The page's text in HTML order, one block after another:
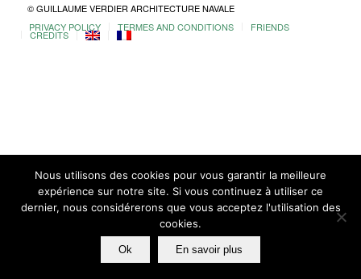
© GUILLAUME VERDIER ARCHITECTURE NAVALE
PRIVACY POLICY
TERMES AND CONDITIONS FRIENDS
CREDITS
Nous utilisons des cookies pour vous garantir la meilleure
expérience sur notre site. Si vous continuez à utiliser ce
dernier, nous considérerons que vous acceptez l'utilisation des
cookies.
Ok En savoir plus